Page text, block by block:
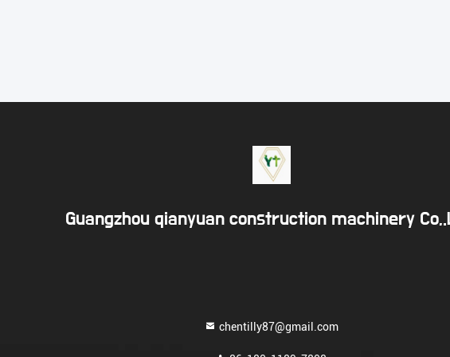
Guangzhou qianyuan construction machinery
chentilly87@gmail.com